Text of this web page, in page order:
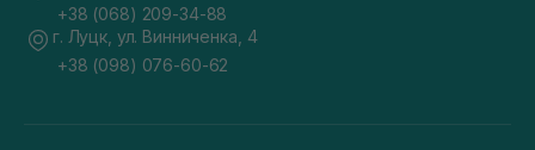
+38 (068) 209-34-88
г. Луцк, ул. Винниченка, 4
+38 (098) 076-60-62